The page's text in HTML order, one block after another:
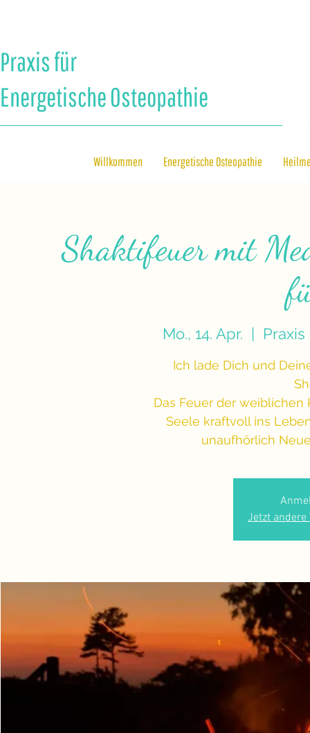
Praxis für
Energetische Osteopathie
Willkommen Energetische Osteopathie
Shaktifeuer mit
Mo., 14. Apr.
  |
Ich lade Dich und
Das Feuer der
Seele kraftvoll ins
unaufhörlich
Jetzt andere